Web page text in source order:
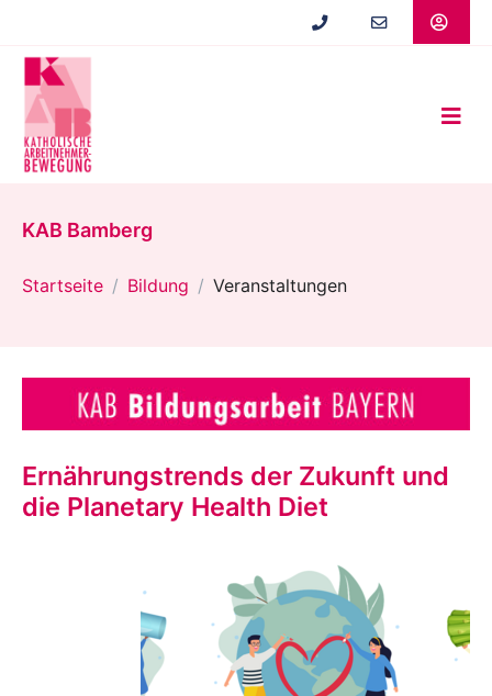
springen
KAB Bamberg
Startseite Bildung Veranstaltungen
Ernährungstrends der Zukunft und
die Planetary Health Diet